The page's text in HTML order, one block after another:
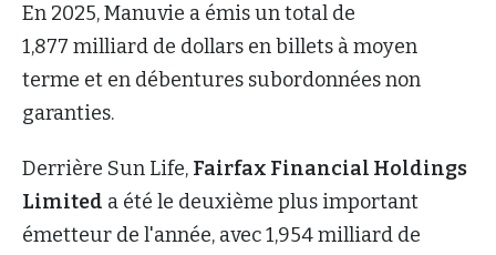
En 2025, Manuvie a émis un total de
1,877 milliard de dollars en billets à moyen
terme et en débentures subordonnées non
garanties.
Derrière Sun Life, Fairfax Financial Holdings
Limited a été le deuxième plus important
émetteur de l'année, avec 1,954 milliard de